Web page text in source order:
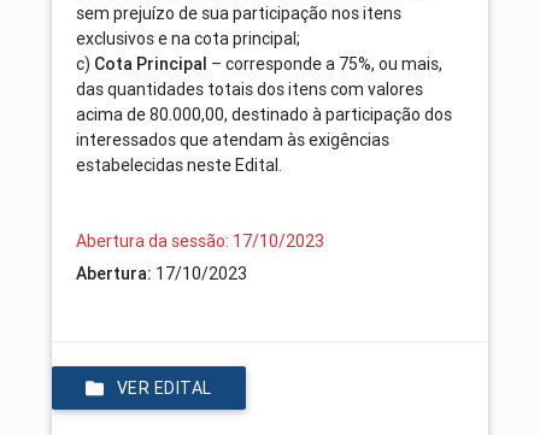
sem prejuízo de sua participação nos itens
exclusivos e na cota principal;
c) Cota Principal – corresponde a 75%, ou mais,
das quantidades totais dos itens com valores
acima de 80.000,00, destinado à participação dos
interessados que atendam às exigências
estabelecidas neste Edital.
Abertura da sessão: 17/10/2023
Abertura: 17/10/2023
VER EDITAL